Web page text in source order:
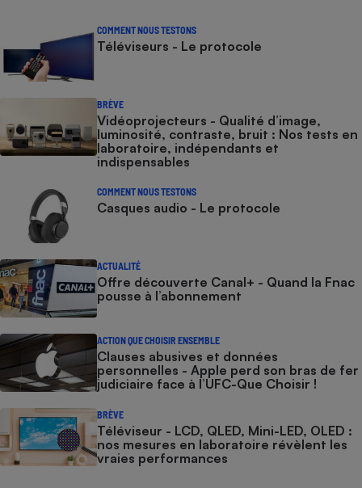
COMMENT NOUS TESTONS
Téléviseurs - Le protocole
BRÈVE
Vidéoprojecteurs - Qualité d’image,
luminosité, contraste, bruit : Nos tests en
laboratoire, indépendants et
indispensables
COMMENT NOUS TESTONS
Casques audio - Le protocole
ACTUALITÉ
Offre découverte Canal+ - Quand la Fnac
pousse à l’abonnement
ACTION QUE CHOISIR ENSEMBLE
Clauses abusives et données
personnelles - Apple perd son bras de fer
judiciaire face à l’UFC-Que Choisir !
BRÈVE
Téléviseur - LCD, QLED, Mini-LED, OLED :
nos mesures en laboratoire révèlent les
vraies performances